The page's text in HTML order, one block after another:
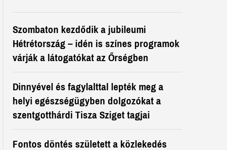
Szombaton kezdődik a jubileumi
Hétrétország – idén is színes programok
várják a látogatókat az Őrségben
Dinnyével és fagylalttal lepték meg a
helyi egészségügyben dolgozókat a
szentgotthárdi Tisza Sziget tagjai
Fontos döntés született a közlekedés